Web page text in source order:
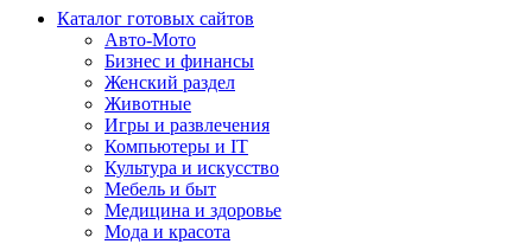
Каталог готовых сайтов
Авто-Мото
Бизнес и финансы
Женский раздел
Животные
Игры и развлечения
Компьютеры и IT
Культура и искусство
Мебель и быт
Медицина и здоровье
Мода и красота